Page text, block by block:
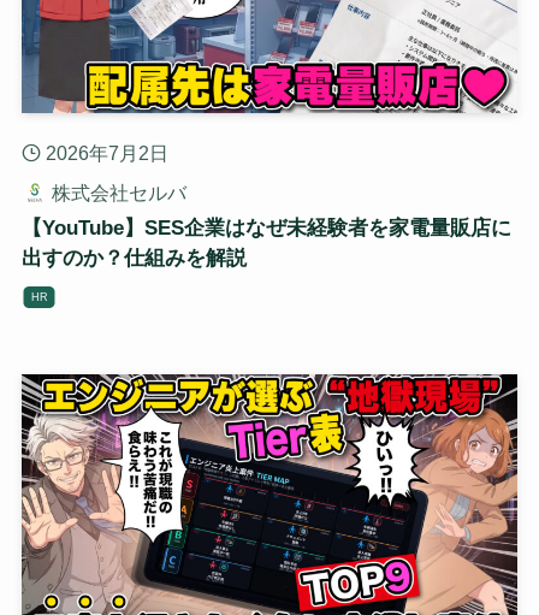
2026年7月2日
株式会社セルバ
【YouTube】SES企業はなぜ未経験者を家電量販店に
出すのか？仕組みを解説
HR